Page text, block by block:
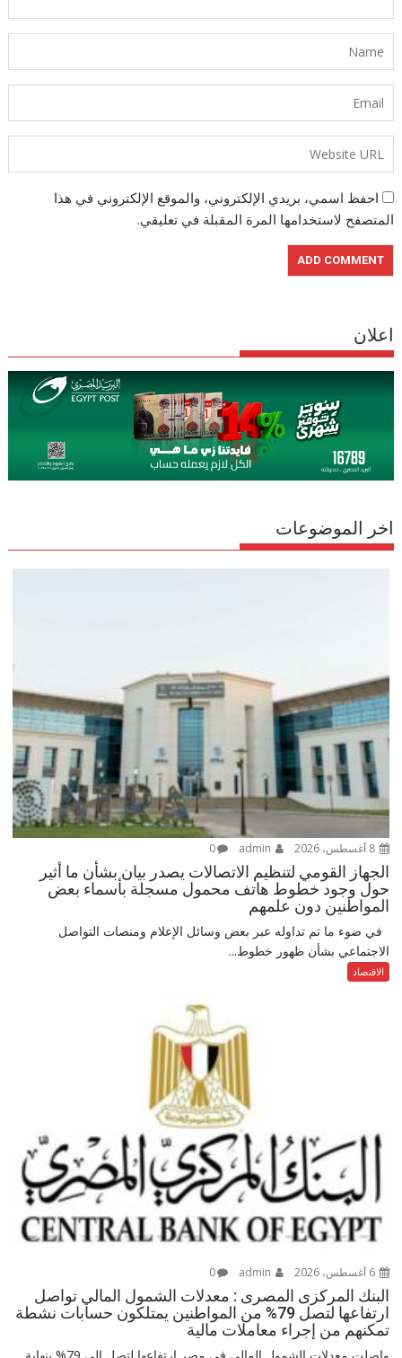
احفظ اسمي، بريدي الإلكتروني، والموقع الإلكتروني في هذا
المتصفح لاستخدامها المرة المقبلة في تعليقي.
اعلان
اخر الموضوعات
8 أغسطس، 2026 0
الجهاز القومي لتنظيم الاتصالات يصدر بيان بشأن ما أثير
حول وجود خطوط هاتف محمول مسجلة بأسماء بعض
المواطنين دون علمهم
في ضوء ما تم تداوله عبر بعض وسائل الإعلام ومنصات التواصل
الاجتماعي بشأن ظهور خطوط...
الاقتصاد
6 أغسطس، 2026 0
البنك المركزى المصرى : معدلات الشمول المالي تواصل
ارتفاعها لتصل 79% من المواطنين يمتلكون حسابات نشطة
تمكنهم من إجراء معاملات مالية